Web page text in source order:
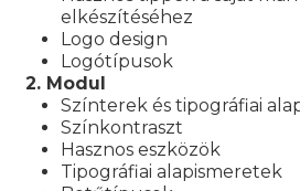
elkészítéséhez
Logo design
Logótípusok
2. Modul
Színterek és tipográfiai
Színkontraszt
Hasznos eszközök
Tipográfiai alapismeretek